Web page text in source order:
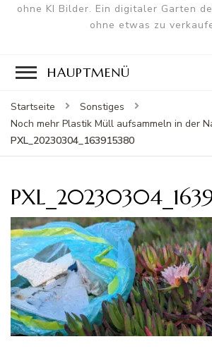
ohne KI Bilder. Ein digitaler Garten
ohne etwas zu
HAUPTMENÜ
Startseite
Sonstiges
Noch mehr Plastik Müll aufsammeln in der
PXL_20230304_163915380